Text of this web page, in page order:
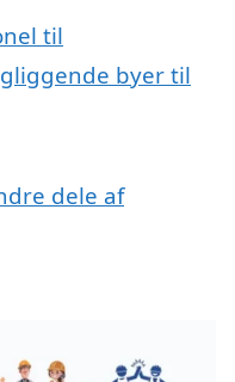
til
byer til
dele af